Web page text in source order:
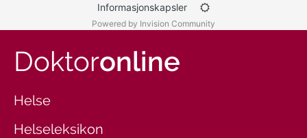
Informasjonskapsler
Powered by Invision Community
Doktoronline
Helse
Helseleksikon